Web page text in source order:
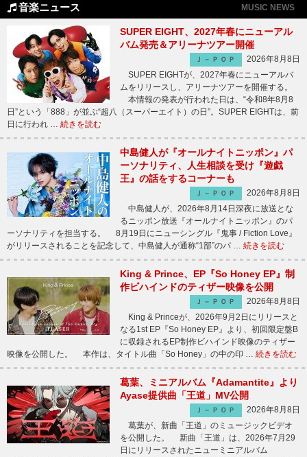
音楽ニュース MUSIC NEWS
SUPER EIGHT、2027年春にニューアル
バム発売＆アリーナツアー開催
Ｊ－ＰＯＰ
2026年8月8日
SUPER EIGHTが、2027年春にニューアルバ
ムをリリースし、アリーナツアーを開催する。
本情報の発表が行われた日は、“令和8年8月8
日”という「888」が並ぶ“超八（スーパーエイト）の日”。SUPER EIGHTは、前
日に行われ … 続きを読む
中島健人が『オールナイトニッポン』パ
ーソナリティ、人生相談を受け『遊戯
王』の話をするコーナーも
Ｊ－ＰＯＰ
2026年8月8日
中島健人が、2026年8月14日深夜に放送とな
るニッポン放送『オールナイトニッポン』のパ
ーソナリティを担当する。 8月19日にニューシングル『鬼事 / Fiction Love』
がリリースされることを記念して、中島健人が通称“1部”のパ … 続きを読む
King & Prince、EP『So Honey EP』制
作ビハインドのティザー映像を公開
Ｊ－ＰＯＰ
2026年8月8日
King & Princeが、2026年9月2日にリリースと
なる1st EP『So Honey EP』より、初回限定盤B
に収録されるEP制作ビハインド映像のティザー
映像を公開した。 本作は、タイトル曲「So Honey」の中の印 … 続きを読む
葛葉、ミニアルバム『Adamantite』より
Ayase提供曲「王道」MV公開
Ｊ－ＰＯＰ
2026年8月8日
葛葉が、新曲「王道」のミュージックビデオ
を公開した。 新曲「王道」は、2026年7月29
日にリリースされたニューミニアルバム